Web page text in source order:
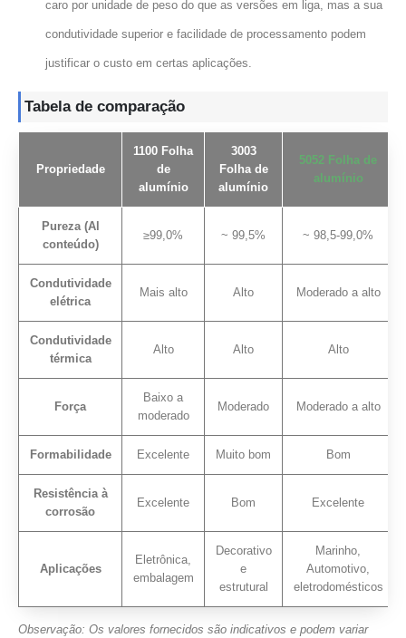
caro por unidade de peso do que as versões em liga, mas a sua
condutividade superior e facilidade de processamento podem
justificar o custo em certas aplicações.
Tabela de comparação
Propriedade
1100 Folha
de
alumínio
3003
Folha de
alumínio
5052 Folha de
alumínio
Pureza (Al
conteúdo)
≥99,0% ~ 99,5% ~ 98,5-99,0%
Condutividade
elétrica
Mais alto Alto Moderado a alto
Condutividade
térmica
Alto Alto Alto
Força
Baixo a
moderado
Moderado Moderado a alto
Formabilidade Excelente Muito bom Bom
Resistência à
corrosão
Excelente Bom Excelente
Aplicações
Eletrônica,
embalagem
Decorativo
e
estrutural
Marinho,
Automotivo,
eletrodomésticos
Observação: Os valores fornecidos são indicativos e podem variar